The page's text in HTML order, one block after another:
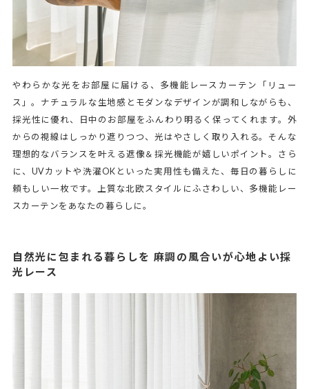
やわらかな光をお部屋に届ける、多機能レースカーテン「リュー
ス」。ナチュラルな生地感とモダンなデザインが調和しながらも、
採光性に優れ、日中のお部屋をふんわり明るく保ってくれます。外
からの視線はしっかり遮りつつ、光はやさしく取り入れる。そんな
理想的なバランスを叶える遮像＆採光機能が嬉しいポイント。さら
に、UVカットや洗濯OKといった実用性も備えた、毎日の暮らしに
頼もしい一枚です。上質な北欧スタイルにふさわしい、多機能レー
スカーテンをあなたの暮らしに。
自然光に包まれる暮らしを 麻調の風合いが心地よい採
光レース